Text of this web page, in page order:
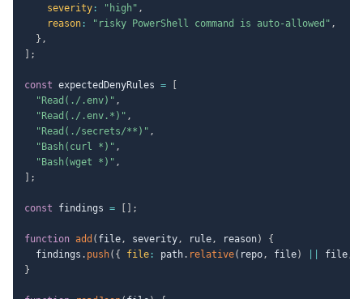
severity : "high" ,
reason : "risky PowerShell command is auto-allowed" ,
} ,
;
const expectedDenyRules =
"Read(./.env)" ,
"Read(./.env.*)" ,
"Read(./secrets/**)" ,
"Bash(curl *)" ,
"Bash(wget *)" ,
;
const findings = ;
function add ( file, severity, rule, reason)
{
  findings
. push( { file : path. relative( repo, file) file,
}